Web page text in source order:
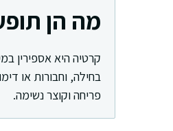
מה הן
קרטיה היא אספירין
בחילה, וחבורות או
פריחה וקוצר נשימה.